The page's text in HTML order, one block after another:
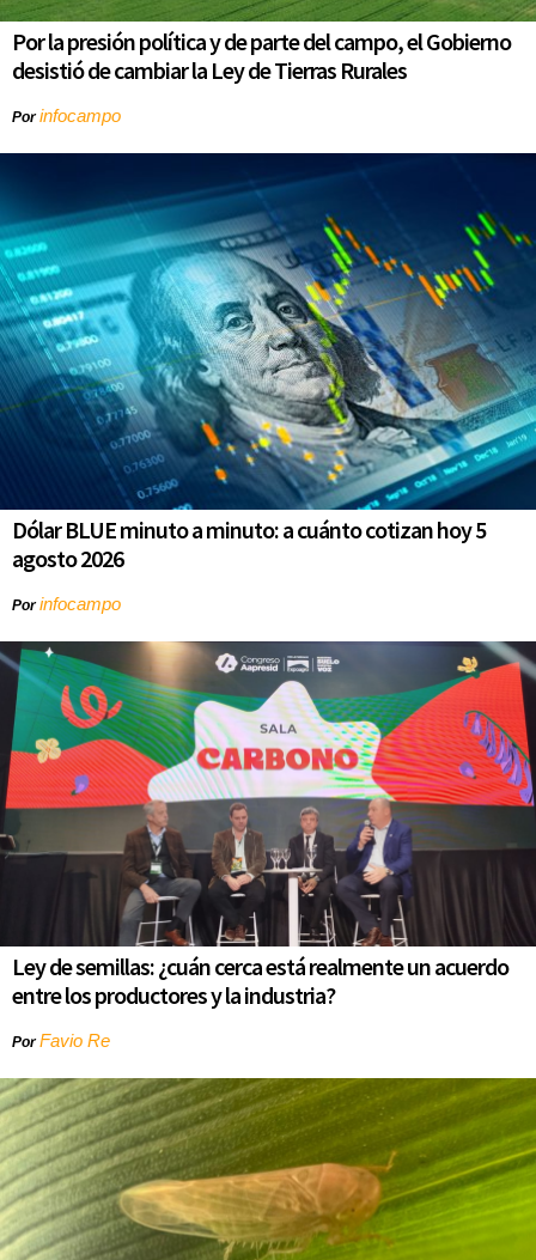
Por la presión política y de parte del campo, el Gobierno
desistió de cambiar la Ley de Tierras Rurales
Porinfocampo
Dólar BLUE minuto a minuto: a cuánto cotizan hoy 5
agosto 2026
Porinfocampo
Ley de semillas: ¿cuán cerca está realmente un acuerdo
entre los productores y la industria?
PorFavio Re